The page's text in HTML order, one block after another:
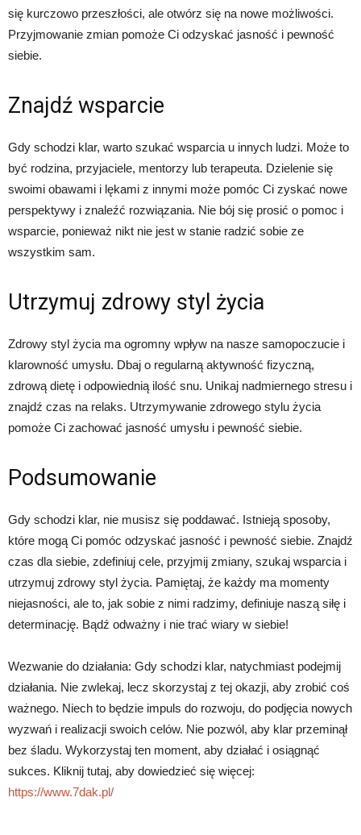
się kurczowo przeszłości, ale otwórz się na nowe możliwości.
Przyjmowanie zmian pomoże Ci odzyskać jasność i pewność
siebie.
Znajdź wsparcie
Gdy schodzi klar, warto szukać wsparcia u innych ludzi. Może to
być rodzina, przyjaciele, mentorzy lub terapeuta. Dzielenie się
swoimi obawami i lękami z innymi może pomóc Ci zyskać nowe
perspektywy i znaleźć rozwiązania. Nie bój się prosić o pomoc i
wsparcie, ponieważ nikt nie jest w stanie radzić sobie ze
wszystkim sam.
Utrzymuj zdrowy styl życia
Zdrowy styl życia ma ogromny wpływ na nasze samopoczucie i
klarowność umysłu. Dbaj o regularną aktywność fizyczną,
zdrową dietę i odpowiednią ilość snu. Unikaj nadmiernego stresu i
znajdź czas na relaks. Utrzymywanie zdrowego stylu życia
pomoże Ci zachować jasność umysłu i pewność siebie.
Podsumowanie
Gdy schodzi klar, nie musisz się poddawać. Istnieją sposoby,
które mogą Ci pomóc odzyskać jasność i pewność siebie. Znajdź
czas dla siebie, zdefiniuj cele, przyjmij zmiany, szukaj wsparcia i
utrzymuj zdrowy styl życia. Pamiętaj, że każdy ma momenty
niejasności, ale to, jak sobie z nimi radzimy, definiuje naszą siłę i
determinację. Bądź odważny i nie trać wiary w siebie!
Wezwanie do działania: Gdy schodzi klar, natychmiast podejmij
działania. Nie zwlekaj, lecz skorzystaj z tej okazji, aby zrobić coś
ważnego. Niech to będzie impuls do rozwoju, do podjęcia nowych
wyzwań i realizacji swoich celów. Nie pozwól, aby klar przeminął
bez śladu. Wykorzystaj ten moment, aby działać i osiągnąć
sukces. Kliknij tutaj, aby dowiedzieć się więcej:
https://www.7dak.pl/